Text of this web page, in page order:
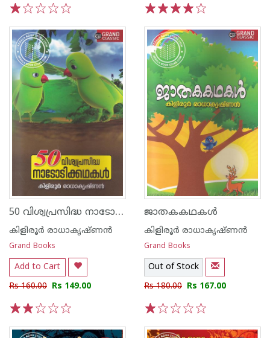
50 വിശ്വപ്രസിദ്ധ നാടോടിക്കഥകള്‍
കിളിരൂര്‍ രാധാകൃഷ്ണന്‍
Grand Books
Add to Cart
Rs 160.00 Rs 149.00
ജാതകകഥകള്‍
കിളിരൂര്‍ രാധാകൃഷ്ണന്‍
Grand Books
Out of Stock
Rs 180.00 Rs 167.00